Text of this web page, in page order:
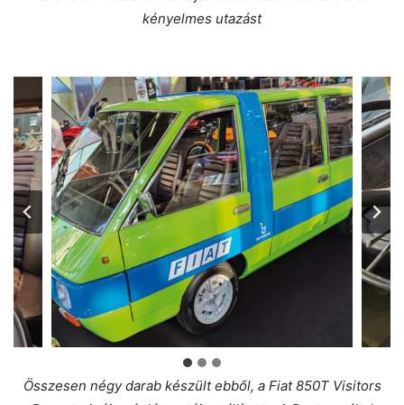
kényelmes utazást
Összesen négy darab készült ebből, a Fiat 850T Visitors